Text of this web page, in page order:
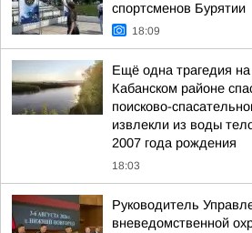
спортсменов Бурятии
18:09
Ещё одна трагедия на
Кабанском районе
поисково-
извлекли из воды
2007 года рождения
18:03
Руководитель
вневедомственной